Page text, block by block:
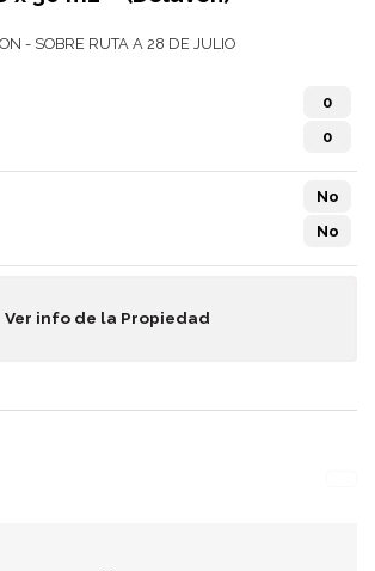
- SOBRE RUTA A 28 DE JULIO
0
0
No
No
Ver info de la Propiedad